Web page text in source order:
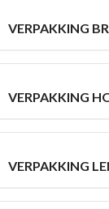
VERPAKKING
VERPAKKING
VERPAKKING